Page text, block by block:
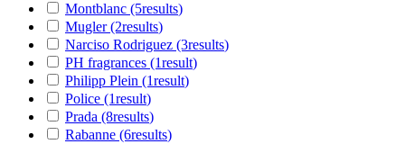
Montblanc (5results)
Mugler(2results)
Narciso Rodriguez (3results)
PH fragrances (1result)
Philipp Plein (1result)
Police (1result)
Prada (8results)
Rabanne (6results)